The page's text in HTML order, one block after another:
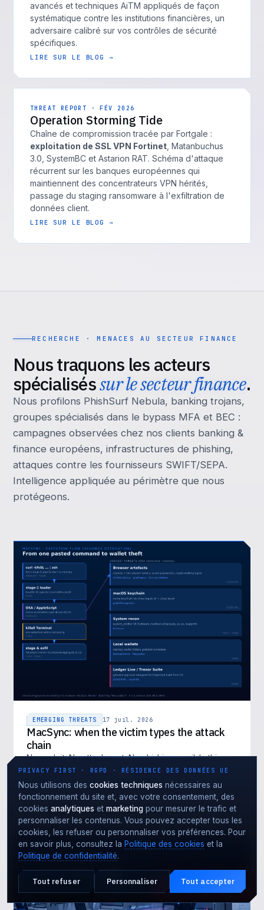
avancés et techniques AiTM appliqués de façon
systématique contre les institutions financières, un
adversaire calibré sur vos contrôles de sécurité
spécifiques.
LIRE SUR LE BLOG →
THREAT REPORT · FÉV 2026
Operation Storming Tide
Chaîne de compromission tracée par Fortgale :
exploitation de SSL VPN Fortinet , Matanbuchus
3.0, SystemBC et Astarion RAT. Schéma d'attaque
récurrent sur les banques européennes qui
maintiennent des concentrateurs VPN hérités,
passage du staging ransomware à l'exfiltration de
données client.
LIRE SUR LE BLOG →
RECHERCHE · MENACES AU SECTEUR FINANCE
Nous traquons les acteurs
spécialiséssur le secteur finance.
Nous profilons PhishSurf Nebula, banking trojans,
groupes spécialisés dans le bypass MFA et BEC :
campagnes observées chez nos clients banking &
finance européens, infrastructures de phishing,
attaques contre les fournisseurs SWIFT/SEPA.
Intelligence appliquée au périmètre que nous
protégeons.
EMERGING THREATS 17 juil. 2026
MacSync: when the victim types the attack
chain
No exploit. No attachment. No phishing email. In this
campaign the threat actor needs the victim to do
exactly one thing: copy a command from an installation
guide and paste it i…
LIRE L'ARTICLE →
Attaque en cours ?
PRIVACY FIRST · RGPD · RÉSIDENCE DES DONNÉES UE
Nous utilisons des cookies techniques nécessaires au
fonctionnement du site et, avec votre consentement, des
cookies analytiques et marketing pour mesurer le trafic et
personnaliser les contenus. Vous pouvez accepter tous les
cookies, les refuser ou personnaliser vos préférences. Pour
en savoir plus, consultez la Politique des cookies et la
Politique de confidentialité.
Tout refuser Personnaliser Tout accepter